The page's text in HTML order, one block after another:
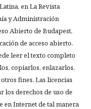
en La Revista
y Administración
Abierto de Budapest,
de acceso abierto.
leer el texto completo
copiarlos, enlazarlos,
fines. Las licencias
los derechos de uso de
en Internet de tal manera